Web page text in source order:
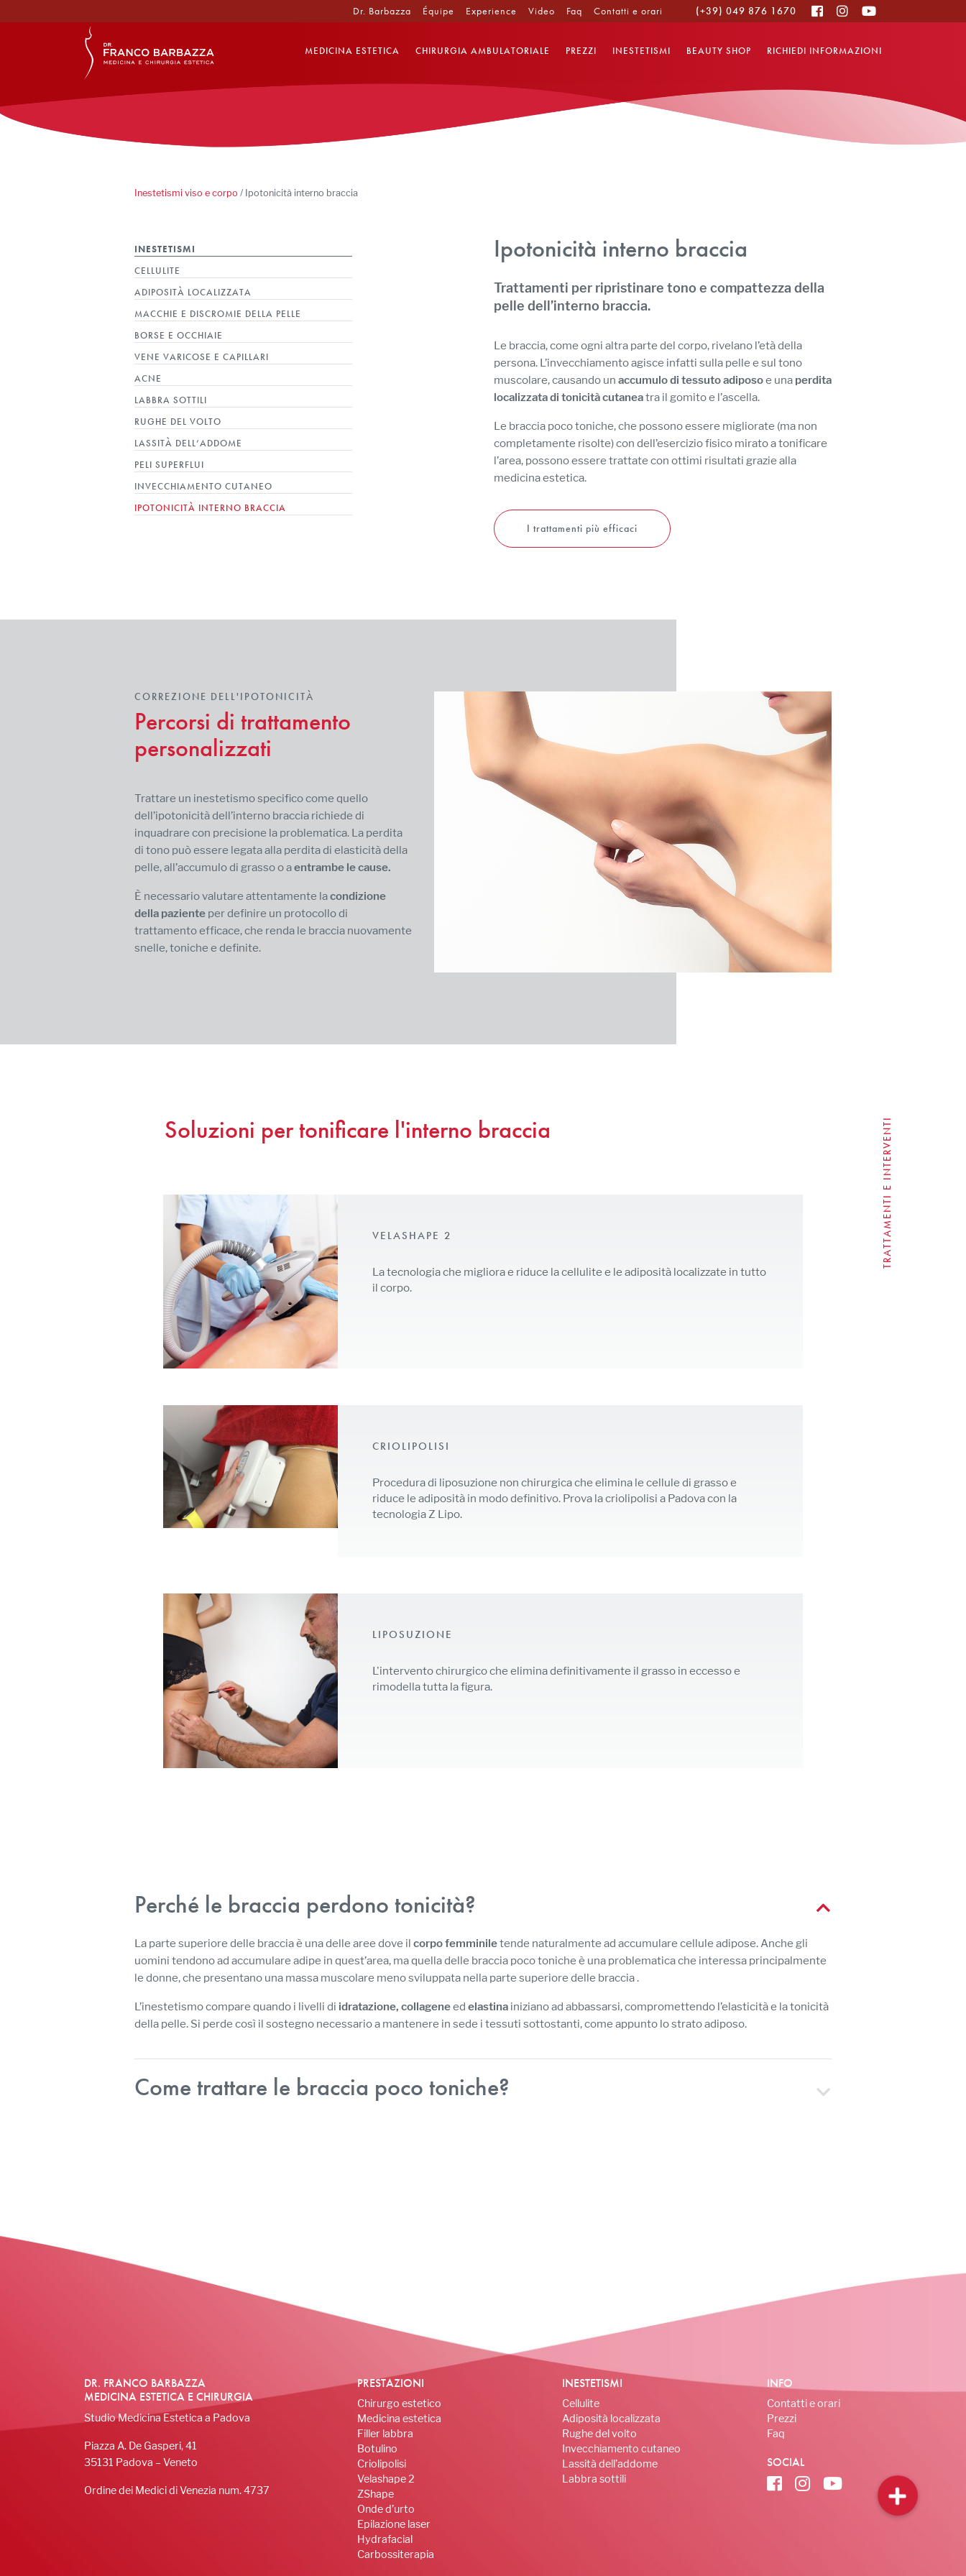
Dr. Barbazza Équipe Experience Video Faq Contatti e orari (+39) 049 876 1670
MEDICINA ESTETICA CHIRURGIA AMBULATORIALE PREZZI INESTETISMI BEAUTY SHOP RICHIEDI INFORMAZIONI
Inestetismi viso e corpo / Ipotonicità interno braccia
INESTETISMI
CELLULITE
ADIPOSITÀ LOCALIZZATA
MACCHIE E DISCROMIE DELLA PELLE
BORSE E OCCHIAIE
VENE VARICOSE E CAPILLARI
ACNE
LABBRA SOTTILI
RUGHE DEL VOLTO
LASSITÀ DELL’ADDOME
PELI SUPERFLUI
INVECCHIAMENTO CUTANEO
IPOTONICITÀ INTERNO BRACCIA
Ipotonicità interno braccia
Trattamenti per ripristinare tono e compattezza della
pelle dell’interno braccia.
Le braccia, come ogni altra parte del corpo, rivelano l’età della
persona. L’invecchiamento agisce infatti sulla pelle e sul tono
muscolare, causando un accumulo di tessuto adiposoe una perdita
localizzata di tonicità cutaneatra il gomito e l’ascella.
Le braccia poco toniche, che possono essere migliorate (ma non
completamente risolte) con dell’esercizio fisico mirato a tonificare
l’area, possono essere trattate con ottimi risultati grazie alla
medicina estetica.
I trattamenti più efficaci
CORREZIONE DELL'IPOTONICITÀ
Percorsi di trattamento
personalizzati
Trattare un inestetismo specifico come quello
dell’ipotonicità dell’interno braccia richiede di
inquadrare con precisione la problematica. La perdita
di tono può essere legata alla perdita di elasticità della
pelle, all’accumulo di grasso o aentrambe le cause.
È necessario valutare attentamente lacondizione
della paziente per definire un protocollo di
trattamento efficace, che renda le braccia nuovamente
snelle, toniche e definite.
TRATTAMENTI E INTERVENTI
Soluzioni per tonificare l'interno braccia
VELASHAPE 2
La tecnologia che migliora e riduce la cellulite e le adiposità localizzate in tutto
il corpo.
CRIOLIPOLISI
Procedura di liposuzione non chirurgica che elimina le cellule di grasso e
riduce le adiposità in modo definitivo. Prova la criolipolisi a Padova con la
tecnologia Z Lipo.
LIPOSUZIONE
L'intervento chirurgico che elimina definitivamente il grasso in eccesso e
rimodella tutta la figura.
Perché le braccia perdono tonicità?
La parte superiore delle braccia è una delle aree dove il corpo femminiletende naturalmente ad accumulare cellule adipose. Anche gli
uomini tendono ad accumulare adipe in quest’area, ma quella delle braccia poco toniche è una problematica che interessa principalmente
le donne, che presentano una massa muscolare meno sviluppata nella parte superiore delle braccia .
L’inestetismo compare quando i livelli di idratazione, collageneed elastina iniziano ad abbassarsi, compromettendo l’elasticità e la tonicità
della pelle. Si perde così il sostegno necessario a mantenere in sede i tessuti sottostanti, come appunto lo strato adiposo.
Come trattare le braccia poco toniche?
DR. FRANCO BARBAZZA
MEDICINA ESTETICA E CHIRURGIA
Studio Medicina Estetica a Padova
Piazza A. De Gasperi, 41
35131 Padova – Veneto
Ordine dei Medici di Venezia num. 4737
PRESTAZIONI
Chirurgo estetico
Medicina estetica
Filler labbra
Botulino
Criolipolisi
Velashape 2
ZShape
Onde d’urto
Epilazione laser
Hydrafacial
Carbossiterapia
INESTETISMI
Cellulite
Adiposità localizzata
Rughe del volto
Invecchiamento cutaneo
Lassità dell’addome
Labbra sottili
INFO
Contatti e orari
Prezzi
Faq
SOCIAL